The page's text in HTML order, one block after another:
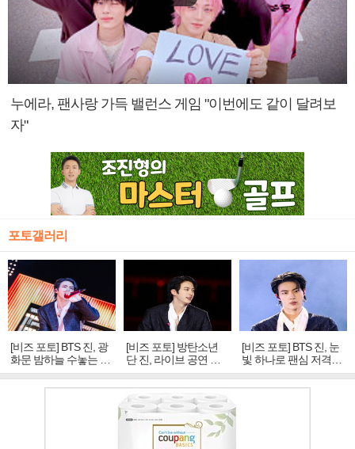
누에라, 팬사랑 가득 밸런스 게임 "이번에도 같이 달려보
자"
포토갤러리
[비즈 포토] BTS 진, 광
화문 밤하늘 수놓는 '비
주얼 킹'의 열창
[비즈 포토] 방탄소년
단 진, 라이브 공연 중
빛나는 독보적 아우라
[비즈 포토] BTS 진, 눈
빛 하나로 팬심 저격…
독보적 카리스마